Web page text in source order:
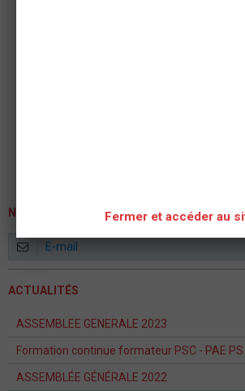
NEWSLETTER
ACTUALITÉS
ASSEMBLEE GENERALE 2023
Formation continue formateur PSC - PAE PS
ASSEMBLÉE GÉNÉRALE 2022
Fermer et accéder au